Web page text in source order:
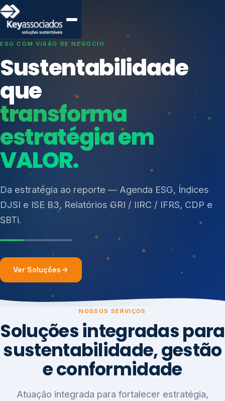
SISTEMAS DE GESTÃO OTIMIZADOS E INTEGRADOS
Conformidade que
protege seu
negócio.
Consultoria, auditoria e treinamentos em ISO 27001,
ISO 27701, ISO 42001, ISO 37001, ISO 9001, ISO
14001, ISO 45001, ONA e PNQ — Gestão de
resíduos sólidos (PGRS/PMGRS).
Índices de Mercado
Mudanças Climáticas
Reputação e Cadeia
Reporte Regulatório
Ver Soluções
NOSSOS SERVIÇOS
Soluções integradas para
sustentabilidade, gestão
e conformidade
Atuação integrada para fortalecer estratégia,